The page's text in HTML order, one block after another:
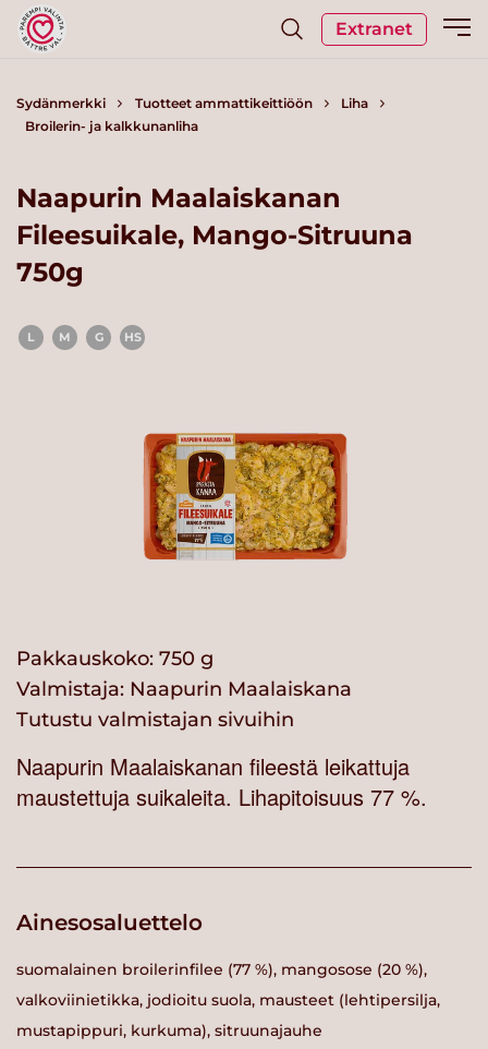
Extranet
Sydänmerkki Tuotteet ammattikeittiöön
Liha
Broilerin- ja kalkkunanliha
Naapurin Maalaiskanan
Fileesuikale, Mango-Sitruuna
750g
L M G HS
Pakkauskoko: 750 g
Valmistaja: Naapurin Maalaiskana
Tutustu valmistajan sivuihin
Naapurin Maalaiskanan fileestä leikattuja
maustettuja suikaleita. Lihapitoisuus 77 %.
Ainesosaluettelo
suomalainen broilerinfilee (77 %), mangosose (20 %),
valkoviinietikka, jodioitu suola, mausteet (lehtipersilja,
mustapippuri, kurkuma), sitruunajauhe